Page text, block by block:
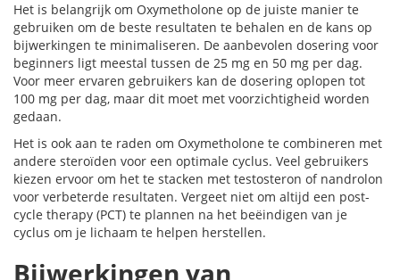
Het is belangrijk om Oxymetholone op de juiste manier te
gebruiken om de beste resultaten te behalen en de kans op
bijwerkingen te minimaliseren. De aanbevolen dosering voor
beginners ligt meestal tussen de 25 mg en 50 mg per dag.
Voor meer ervaren gebruikers kan de dosering oplopen tot
100 mg per dag, maar dit moet met voorzichtigheid worden
gedaan.
Het is ook aan te raden om Oxymetholone te combineren met
andere steroïden voor een optimale cyclus. Veel gebruikers
kiezen ervoor om het te stacken met testosteron of nandrolon
voor verbeterde resultaten. Vergeet niet om altijd een post-
cycle therapy (PCT) te plannen na het beëindigen van je
cyclus om je lichaam te helpen herstellen.
Bijwerkingen van